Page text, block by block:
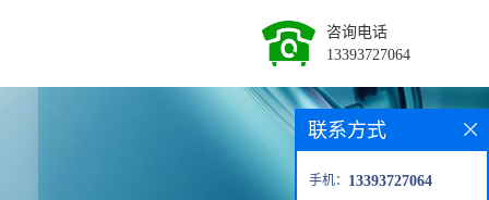
咨询电话
13393727064
联系方式
手机： 13393727064